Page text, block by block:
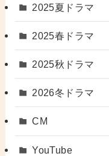
2025夏ドラマ
2025春ドラマ
2025秋ドラマ
2026冬ドラマ
CM
YouTube